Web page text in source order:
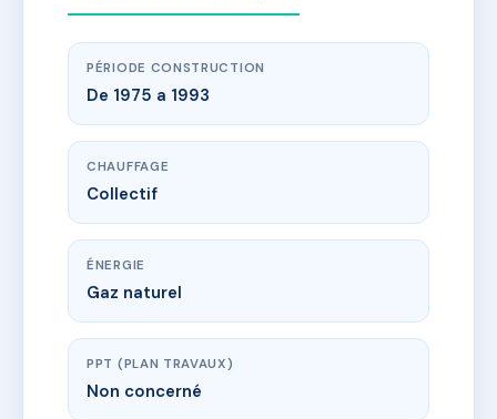
PÉRIODE CONSTRUCTION
De 1975 a 1993
CHAUFFAGE
Collectif
ÉNERGIE
Gaz naturel
PPT (PLAN TRAVAUX)
Non concerné